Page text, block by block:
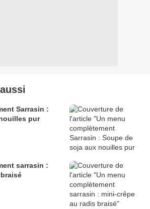
Sarrasin :
pur
sarrasin :